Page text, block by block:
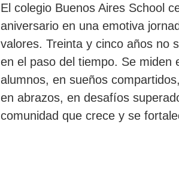
El colegio Buenos Aires School
aniversario en una emotiva
valores. Treinta y cinco años no
en el paso del tiempo. Se miden
alumnos, en sueños
en abrazos, en desafíos
comunidad que crece y se